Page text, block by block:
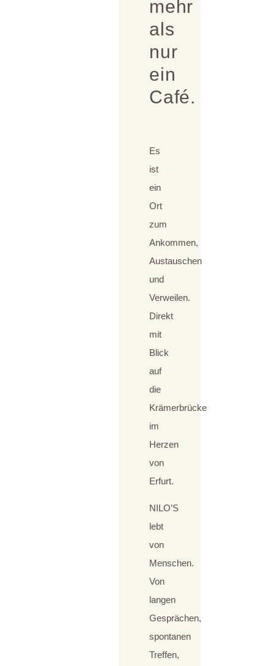
mehr
als
nur
ein
Café.
Es
ist
ein
Ort
zum
Ankommen,
Austauschen
und
Verweilen.
Direkt
mit
Blick
auf
die
Krämerbrücke
im
Herzen
von
Erfurt.
NILO’S
lebt
von
Menschen.
Von
langen
Gesprächen,
spontanen
Treffen,